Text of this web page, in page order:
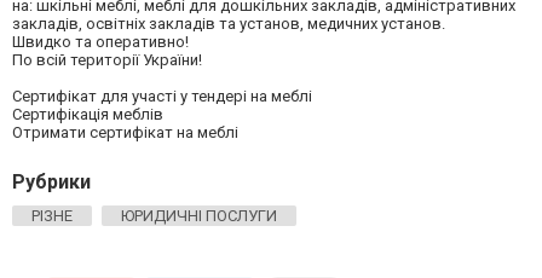
на: шкільні меблі, меблі для дошкільних закладів, адміністративних
закладів, освітніх закладів та установ, медичних установ.
Швидко та оперативно!
По всій території України!
Сертифікат для участі у тендері на меблі
Сертифікація меблів
Отримати сертифікат на меблі
Рубрики
РІЗНЕ ЮРИДИЧНІ ПОСЛУГИ